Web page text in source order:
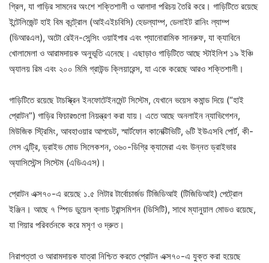
গ্রিল, যা গাড়ির সামনের অংশে শক্তিশালী ও আলাদা পরিচয় তৈরি করে। গাড়িটিতে রয়েছে
ইন্টেলিজেন্ট হাই বিম কন্ট্রোল (আইএইচবিসি) হেডল্যাম্প, ডেলাইট রানিং ল্যাম্প
(ডিআরএল), অটো রেইন-সেন্সিং ওয়াইপার এবং প্যানোরামিক সানরুফ, যা ক্যাবিনে
খোলামেলা ও আরামদায়ক অনুভূতি এনেছে। এছাড়াও গাড়িটিতে আছে স্টাইলিশ ১৯ ইঞ্চি
অ্যালয় রিম এবং ২০০ মিমি গ্রাউন্ড ক্লিয়ারেন্স, যা একে করেছে আরও শক্তিশালী।
গাড়িটিতে রয়েছে টাচস্ক্রিন ইনফোটেইনমেন্ট সিস্টেম, যেখানে ভয়েস কমান্ড দিয়ে (“হাই
প্রোটন”) গাড়ির ফিচারগুলো নিয়ন্ত্রণ করা যায়। এতে আছে অনলাইন ন্যাভিগেশন,
মিউজিক স্ট্রিমিং, আবহাওয়ার আপডেট, স্মার্টফোন কানেক্টিভিটি, ৬টি ইউএসবি পোর্ট, কী-
লেস এন্ট্রি, ড্রাইভ মোড সিলেকশন, ৩৬০-ডিগ্রি ক্যামেরা এবং উন্নত ড্রাইভার
অ্যাসিস্টেন্স সিস্টেম (এডিএএস)।
প্রোটন এক্স৭০-এ রয়েছে ১.৫ লিটার টার্বোচার্জড টিজিডিআই (টিজিডিআই) পেট্রোল
ইঞ্জিন। আছে ৭ স্পিড ডুয়েল ক্লাচ ট্রান্সমিশন (ডিসিটি), সাথে ম্যানুয়াল মোডও রয়েছে,
যা গিয়ার পরিবর্তনকে করে মসৃণ ও দ্রুত।
নিরাপত্তা ও আরামদায়ক যাত্রা নিশ্চিত করতে প্রোটন এক্স৭০-এ যুক্ত করা হয়েছে